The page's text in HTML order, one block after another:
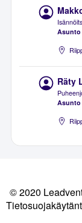
Asunto
Räty
Asunto
© 2020